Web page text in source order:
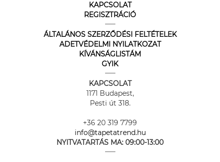
KAPCSOLAT
REGISZTRÁCIÓ
ÁLTALÁNOS SZERZŐDÉSI FELTÉTELEK
ADETVÉDELMI NYILATKOZAT
KÍVÁNSÁGLISTÁM
GYIK
KAPCSOLAT
1171 Budapest,
Pesti út 318.
+36 20 319 7799
info@tapetatrend.hu
NYITVATARTÁS MA: 09:00-13:00